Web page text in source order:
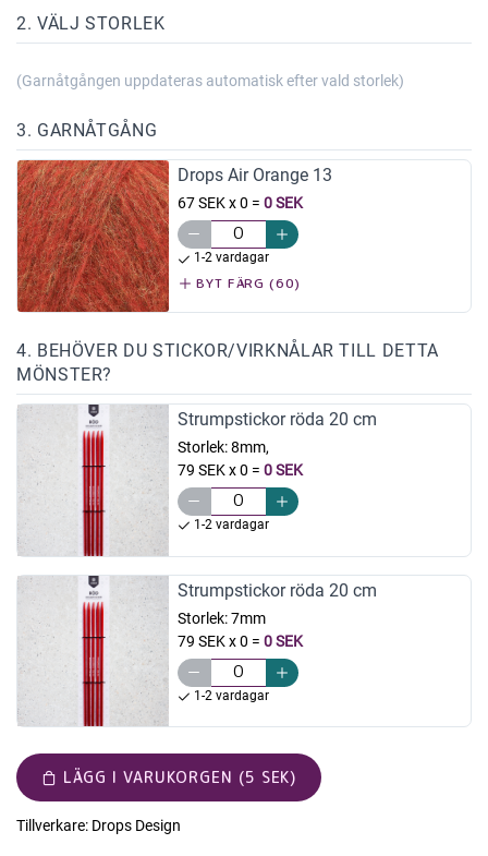
2. VÄLJ STORLEK
(Garnåtgången uppdateras automatisk efter vald storlek)
3. GARNÅTGÅNG
Drops Air Orange 13
67 SEK x 0 = 0 SEK
1-2 vardagar
BYT FÄRG (60)
4. BEHÖVER DU STICKOR/VIRKNÅLAR TILL DETTA
MÖNSTER?
Strumpstickor röda 20 cm
Storlek:8mm,
79 SEK x 0 = 0 SEK
1-2 vardagar
Strumpstickor röda 20 cm
Storlek:7mm
79 SEK x 0 = 0 SEK
1-2 vardagar
LÄGG I VARUKORGEN (5 SEK)
Tillverkare: Drops Design